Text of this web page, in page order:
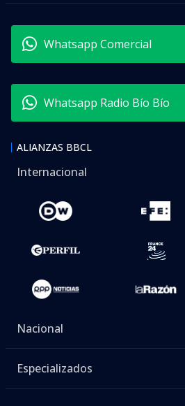
Whatsapp Comercial
Whatsapp Radio Bío Bío
ALIANZAS BBCL
Internacional
Nacional
Especializados